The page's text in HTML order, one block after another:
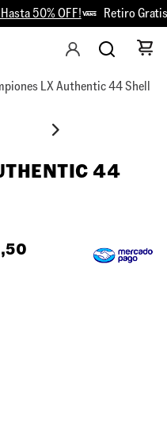
50% OFF! Retiro Gratis
LX Authentic 44 Shell
44